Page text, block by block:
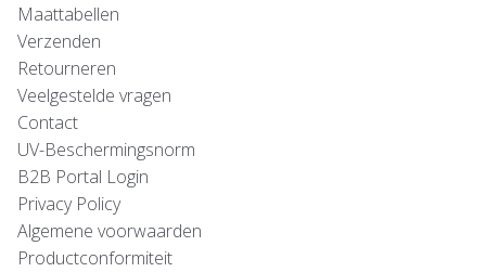
Maattabellen
Verzenden
Retourneren
Veelgestelde vragen
Contact
UV-Beschermingsnorm
B2B Portal Login
Privacy Policy
Algemene voorwaarden
Productconformiteit